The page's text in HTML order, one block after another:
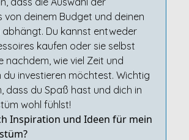
von deinem Budget und deinen
abhängt. Du kannst entweder
kaufen oder sie selbst
nachdem, wie viel Zeit und
du investieren möchtest. Wichtig
dass du Spaß hast und dich in
wohl fühlst!
Inspiration und Ideen für mein